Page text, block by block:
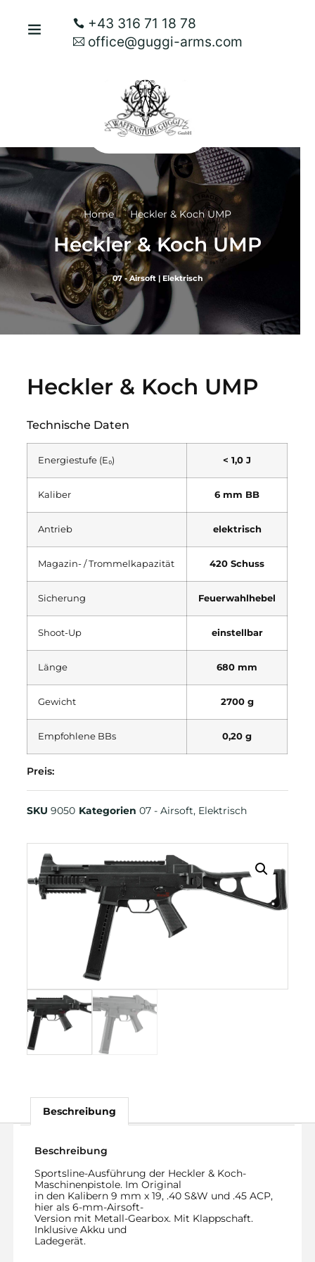
+43 316 71 18 78
office@guggi-arms.com
Home Heckler & Koch UMP
Heckler & Koch UMP
07 - Airsoft|Elektrisch
Heckler & Koch UMP
Technische Daten
Energiestufe (E₀) < 1,0 J
Kaliber 6 mm BB
Antrieb elektrisch
Magazin- / Trommelkapazität 420 Schuss
Sicherung Feuerwahlhebel
Shoot-Up einstellbar
Länge 680 mm
Gewicht 2700 g
Empfohlene BBs 0,20 g
Preis:
SKU9050 Kategorien07 - Airsoft, Elektrisch
Beschreibung
Beschreibung
Sportsline-Ausführung der Heckler & Koch-
Maschinenpistole. Im Original
in den Kalibern 9 mm x 19, .40 S&W und .45 ACP,
hier als 6-mm-Airsoft-
Version mit Metall-Gearbox. Mit Klappschaft.
Inklusive Akku und
Ladegerät.